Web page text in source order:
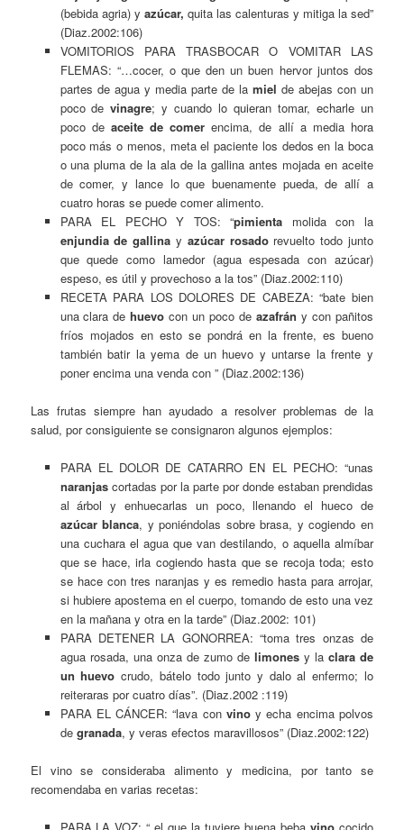
(bebida agria) y azúcar, quita las calenturas y mitiga la sed”
(Diaz.2002:106)
VOMITORIOS PARA TRASBOCAR O VOMITAR LAS
FLEMAS: “…cocer, o que den un buen hervor juntos dos
partes de agua y media parte de la miel de abejas con un
poco devinagre; y cuando lo quieran tomar, echarle un
poco de aceite de comer encima, de allí a media hora
poco más o menos, meta el paciente los dedos en la boca
o una pluma de la ala de la gallina antes mojada en aceite
de comer, y lance lo que buenamente pueda, de allí a
cuatro horas se puede comer alimento.
PARA EL PECHO Y TOS: “pimienta molida con la
enjundia de gallina y azúcar rosadorevuelto todo junto
que quede como lamedor (agua espesada con azúcar)
espeso, es útil y provechoso a la tos” (Diaz.2002:110)
RECETA PARA LOS DOLORES DE CABEZA: “bate bien
una clara dehuevo con un poco deazafrán y con pañitos
fríos mojados en esto se pondrá en la frente, es bueno
también batir la yema de un huevo y untarse la frente y
poner encima una venda con ” (Diaz.2002:136)
Las frutas siempre han ayudado a resolver problemas de la
salud, por consiguiente se consignaron algunos ejemplos:
PARA EL DOLOR DE CATARRO EN EL PECHO: “unas
naranjascortadas por la parte por donde estaban prendidas
al árbol y enhuecarlas un poco, llenando el hueco de
azúcar blanca, y poniéndolas sobre brasa, y cogiendo en
una cuchara el agua que van destilando, o aquella almíbar
que se hace, irla cogiendo hasta que se recoja toda; esto
se hace con tres naranjas y es remedio hasta para arrojar,
si hubiere apostema en el cuerpo, tomando de esto una vez
en la mañana y otra en la tarde” (Diaz.2002: 101)
PARA DETENER LA GONORREA: “toma tres onzas de
agua rosada, una onza de zumo de limonesy la clara de
un huevo crudo, bátelo todo junto y dalo al enfermo; lo
reiteraras por cuatro días”. (Diaz.2002 :119)
PARA EL CÁNCER: “lava con vinoy echa encima polvos
de granada, y veras efectos maravillosos” (Diaz.2002:122)
El vino se consideraba alimento y medicina, por tanto se
recomendaba en varias recetas: